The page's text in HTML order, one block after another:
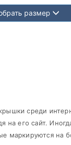
размер
среди
на его сайт.
маркируются на